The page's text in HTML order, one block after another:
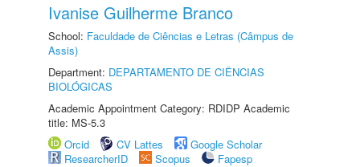
Ivanise Guilherme Branco
School: Faculdade de Ciências e Letras (Câmpus de
Assis)
Department: DEPARTAMENTO DE CIÊNCIAS
BIOLÓGICAS
Academic Appointment Category: RDIDP Academic
title: MS-5.3
Orcid
CV Lattes
Google Scholar
ResearcherID
Scopus
Fapesp